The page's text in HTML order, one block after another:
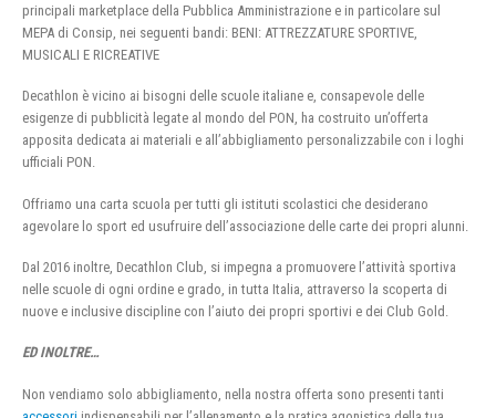
principali marketplace della Pubblica Amministrazione e in particolare sul
MEPA di Consip, nei seguenti bandi: BENI: ATTREZZATURE SPORTIVE,
MUSICALI E RICREATIVE
Decathlon è vicino ai bisogni delle scuole italiane e, consapevole delle
esigenze di pubblicità legate al mondo del PON, ha costruito un’offerta
apposita dedicata ai materiali e all’abbigliamento personalizzabile con i loghi
ufficiali PON.
Offriamo una carta scuola per tutti gli istituti scolastici che desiderano
agevolare lo sport ed usufruire dell’associazione delle carte dei propri alunni.
Dal 2016 inoltre, Decathlon Club, si impegna a promuovere l’attività sportiva
nelle scuole di ogni ordine e grado, in tutta Italia, attraverso la scoperta di
nuove e inclusive discipline con l’aiuto dei propri sportivi e dei Club Gold.
ED INOLTRE…
Non vendiamo solo abbigliamento, nella nostra offerta sono presenti tanti